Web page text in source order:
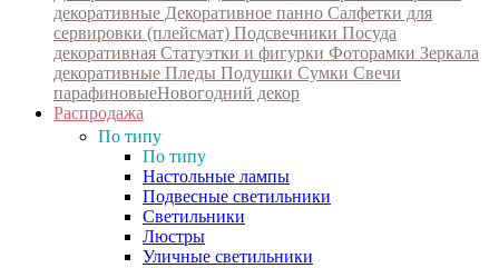
декоративные Декоративное панно Салфетки для
сервировки (плейсмат) Подсвечники Посуда
декоративная Статуэтки и фигурки Фоторамки Зеркала
декоративные Пледы Подушки Сумки Свечи
парафиновыеНовогодний декор
Распродажа
По типу
По типу
Настольные лампы
Подвесные светильники
Светильники
Люстры
Уличные светильники